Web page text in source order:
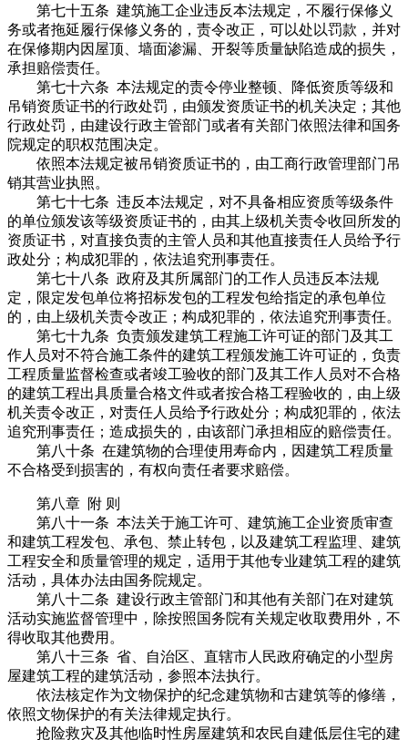
第七十五条 建筑施工企业违反本法规定，不履行保修义
务或者拖延履行保修义务的，责令改正，可以处以罚款，并对
在保修期内因屋顶、墙面渗漏、开裂等质量缺陷造成的损失，
承担赔偿责任。
第七十六条 本法规定的责令停业整顿、降低资质等级和
吊销资质证书的行政处罚，由颁发资质证书的机关决定；其他
行政处罚，由建设行政主管部门或者有关部门依照法律和国务
院规定的职权范围决定。
依照本法规定被吊销资质证书的，由工商行政管理部门吊
销其营业执照。
第七十七条 违反本法规定，对不具备相应资质等级条件
的单位颁发该等级资质证书的，由其上级机关责令收回所发的
资质证书，对直接负责的主管人员和其他直接责任人员给予行
政处分；构成犯罪的，依法追究刑事责任。
第七十八条 政府及其所属部门的工作人员违反本法规
定，限定发包单位将招标发包的工程发包给指定的承包单位
的，由上级机关责令改正；构成犯罪的，依法追究刑事责任。
第七十九条 负责颁发建筑工程施工许可证的部门及其工
作人员对不符合施工条件的建筑工程颁发施工许可证的，负责
工程质量监督检查或者竣工验收的部门及其工作人员对不合格
的建筑工程出具质量合格文件或者按合格工程验收的，由上级
机关责令改正，对责任人员给予行政处分；构成犯罪的，依法
追究刑事责任；造成损失的，由该部门承担相应的赔偿责任。
第八十条 在建筑物的合理使用寿命内，因建筑工程质量
不合格受到损害的，有权向责任者要求赔偿。
第八章 附 则
第八十一条 本法关于施工许可、建筑施工企业资质审查
和建筑工程发包、承包、禁止转包，以及建筑工程监理、建筑
工程安全和质量管理的规定，适用于其他专业建筑工程的建筑
活动，具体办法由国务院规定。
第八十二条 建设行政主管部门和其他有关部门在对建筑
活动实施监督管理中，除按照国务院有关规定收取费用外，不
得收取其他费用。
第八十三条 省、自治区、直辖市人民政府确定的小型房
屋建筑工程的建筑活动，参照本法执行。
依法核定作为文物保护的纪念建筑物和古建筑等的修缮，
依照文物保护的有关法律规定执行。
抢险救灾及其他临时性房屋建筑和农民自建低层住宅的建